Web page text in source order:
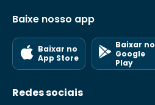
Baixe nosso app
Baixar no
App Store
Baixar no
Google
Play
Redes sociais